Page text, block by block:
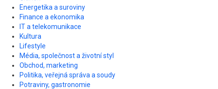
Energetika a suroviny
Finance a ekonomika
IT a telekomunikace
Kultura
Lifestyle
Média, společnost a životní styl
Obchod, marketing
Politika, veřejná správa a soudy
Potraviny, gastronomie